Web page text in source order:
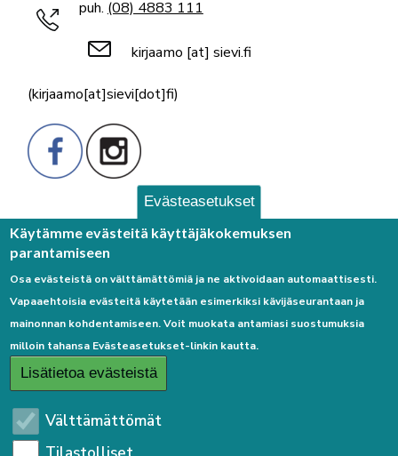
puh. (08) 4883 111
kirjaamo [at] sievi.fi
(kirjaamo[at]sievi[dot]fi)
Palaute
Linkkejä
Etusivulle
Kirjaudu sisään
Evästeasetukset
Käytämme evästeitä käyttäjäkokemuksen
parantamiseen
Osa evästeistä on välttämättömiä ja ne aktivoidaan automaattisesti.
Vapaaehtoisia evästeitä käytetään esimerkiksi kävijäseurantaan ja
mainonnan kohdentamiseen. Voit muokata antamiasi suostumuksia
milloin tahansa Evästeasetukset-linkin kautta.
Lisätietoa evästeistä
Välttämättömät